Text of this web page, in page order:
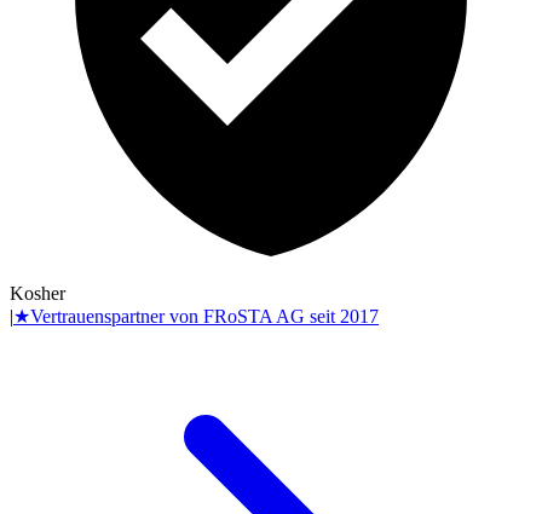
Kosher
|★Vertrauenspartner von FRoSTA AG seit 2017